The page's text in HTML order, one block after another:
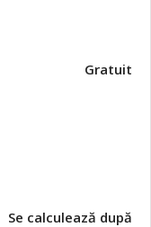
Gratuit
Se calculează după